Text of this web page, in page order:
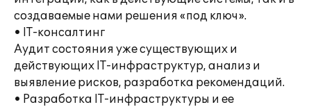
создаваемые нами решения «под ключ».
• IT-консалтинг
Аудит состояния уже существующих и
действующих IT-инфраструктур, анализ и
выявление рисков, разработка рекомендаций.
• Разработка IT-инфраструктуры и ее